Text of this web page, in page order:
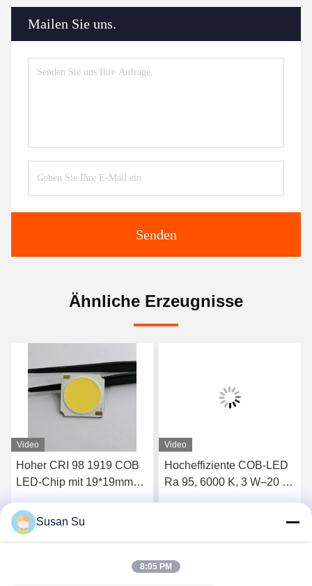
Mailen Sie uns.
Senden
Ähnliche Erzeugnisse
Video
Hoher CRI 98 1919 COB
LED-Chip mit 19*19mm
Eingangsspannung für
Hochleistungsbeleuchtung
Video
Hocheffiziente COB-LED
Ra 95, 6000 K, 3 W–20 W,
Susan Su
8:05 PM